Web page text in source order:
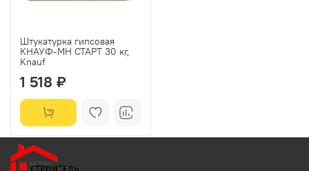
Штукатурка гипсовая
КНАУФ-МН СТАРТ 30 кг,
Knauf
1 518 ₽